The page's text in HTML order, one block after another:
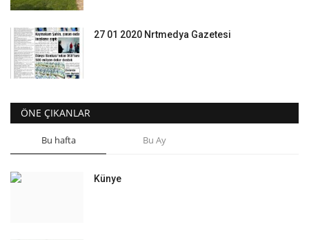
27 01 2020 Nrtmedya Gazetesi
ÖNE ÇIKANLAR
Bu hafta Bu Ay
Künye